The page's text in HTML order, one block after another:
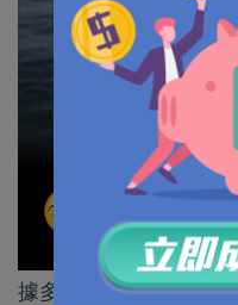
據多間本港傳媒報道